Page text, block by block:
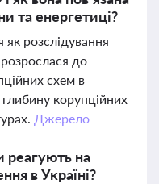
та енергетиці?
розслідування
до
схем в
корупційних
Джерело
реагують на
в Україні?